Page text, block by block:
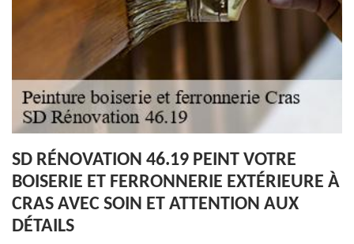
SD RÉNOVATION 46.19 PEINT VOTRE
BOISERIE ET FERRONNERIE EXTÉRIEURE À
CRAS AVEC SOIN ET ATTENTION AUX
DÉTAILS